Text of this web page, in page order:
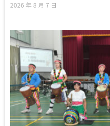
2026 年 8 月 7 日